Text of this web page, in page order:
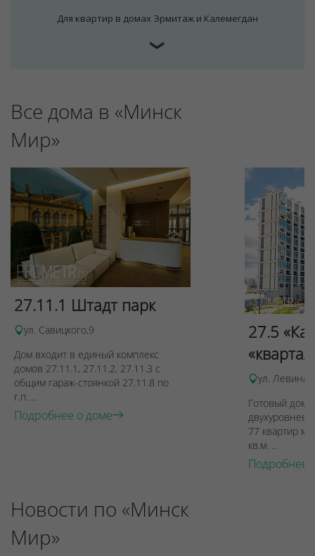
Для квартир в домах Эрмитаж и Калемегдан
❯
Все дома в «Минск
Мир»
27.11.1 Штадт парк
ул. Савицкого,9
Дом входит в единый комплекс
домов 27.11.1, 27.11.2, 27.11.3 с
общим гараж-стоянкой 27.11.8 по
г.п. ...
Подробнее о доме
27.5
ул. Левина,
Готовый дом
77 квартир
кв.м. ...
Подробнее
Новости по «Минск
Мир»
Для обеспечения удобства пользователей сайта
используются cookies
Принять
Отклонить